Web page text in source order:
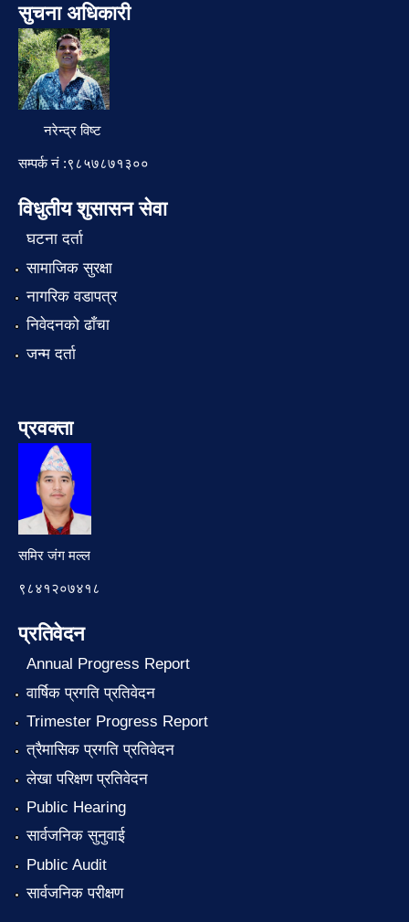
सुचना अधिकारी
नरेन्द्र विष्ट
सम्पर्क नं :९८५७८७१३००
विधुतीय शुसासन सेवा
घटना दर्ता
सामाजिक सुरक्षा
नागरिक वडापत्र
निवेदनको ढाँचा
जन्म दर्ता
प्रवक्ता
समिर जंग मल्ल
९८४१२०७४१८
प्रतिवेदन
Annual Progress Report
वार्षिक प्रगति प्रतिवेदन
Trimester Progress Report
त्रैमासिक प्रगति प्रतिवेदन
लेखा परिक्षण प्रतिवेदन
Public Hearing
सार्वजनिक सुनुवाई
Public Audit
सार्वजनिक परीक्षण